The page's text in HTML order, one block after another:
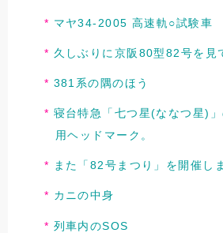
マヤ34-2005 高速軌○試験車
久しぶりに京阪80型82号を見
381系の隅のほう
寝台特急「七つ星(ななつ星)
用ヘッドマーク。
また「82号まつり」を開催し
カニの中身
列車内のSOS